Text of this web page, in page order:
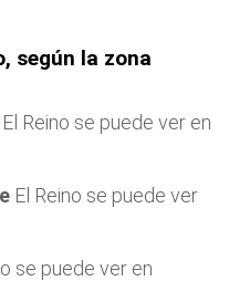
según la zona
El Reino se puede ver en
El Reino se puede ver
se puede ver en